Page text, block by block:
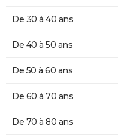
De 30 à 40 ans
De 40 à 50 ans
De 50 à 60 ans
De 60 à 70 ans
De 70 à 80 ans